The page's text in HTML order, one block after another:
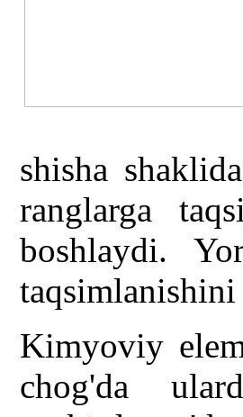
shisha
ranglarga
boshlaydi.
Kimyoviy
chog'da